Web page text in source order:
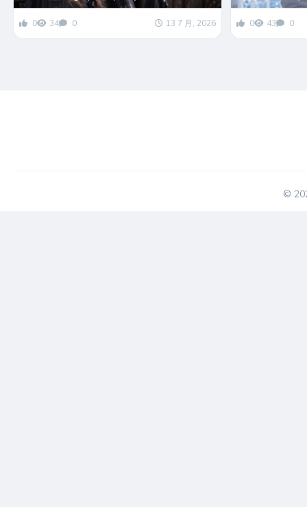
0 34 0 13 7 月, 2026 0 43 0
©